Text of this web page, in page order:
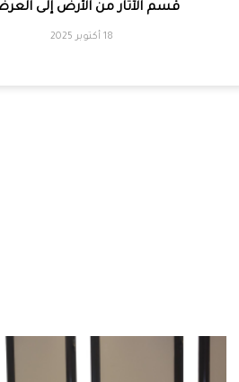
قسم الآثار من الأرض إلى
18 أكتوبر 2025